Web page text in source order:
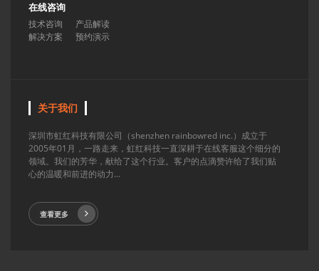
在线咨询
技术咨询
产品解读
解决方案
预约演示
关于我们
深圳市虹红科技有限公司（shenzhen rainbowred inc.）成立于
2005年01月，一路走来，虹红科技一直深耕于在线客服这个细分的
领域。我们的芳华，献给了这个行业。客户的点滴赞许给了我们贴
心的温暖和前进的动力...
查看更多